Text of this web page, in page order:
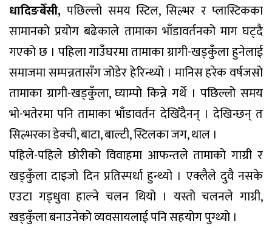
धादिङबेँसी,पछिल्लो समय स्टिल, सिल्भर र प्लास्टिकका
सामानको प्रयोग बढेकाले तामाका भाँडावर्तनको माग घट्दै
गएको छ । पहिला गाउँघरमा तामाका ग्रागी-खड्कुँला हुनेलाई
समाजमा सम्पन्नतासँग जोडेर हेरिन्थ्यो । मानिस हरेक वर्षजसो
तामाका ग्रागी-खड्कुँला, घ्याम्पो किन्ने गर्थे । पछिल्लो समय
भो-भतेरमा पनि तामाका भाँडावर्तन देखिँदैनन् । देखिन्छन् त
सिल्भरका डेक्ची, बाटा, बाल्टी, स्टिलका जग, थाल ।
पहिले-पहिले छोरीको विवाहमा आफन्तले तामाको गाग्री र
खड्कुँला दाइजो दिन प्रतिस्पर्धा हुन्थ्यो । एक्लैले दुवै नसके
एउटा गड्धुवा हाल्ने चलन थियो । यस्तो चलनले गाग्री,
खड्कुँला बनाउनेको व्यवसायलाई पनि सहयोग पुग्थ्यो ।